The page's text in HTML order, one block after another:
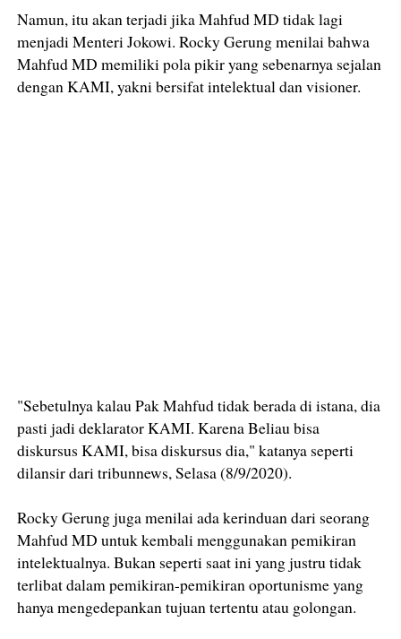
Namun, itu akan terjadi jika Mahfud MD tidak lagi
menjadi Menteri Jokowi. Rocky Gerung menilai bahwa
Mahfud MD memiliki pola pikir yang sebenarnya sejalan
dengan KAMI, yakni bersifat intelektual dan visioner.
"Sebetulnya kalau Pak Mahfud tidak berada di istana, dia
pasti jadi deklarator KAMI. Karena Beliau bisa
diskursus KAMI, bisa diskursus dia," katanya seperti
dilansir dari tribunnews, Selasa (8/9/2020).
Rocky Gerung juga menilai ada kerinduan dari seorang
Mahfud MD untuk kembali menggunakan pemikiran
intelektualnya. Bukan seperti saat ini yang justru tidak
terlibat dalam pemikiran-pemikiran oportunisme yang
hanya mengedepankan tujuan tertentu atau golongan.